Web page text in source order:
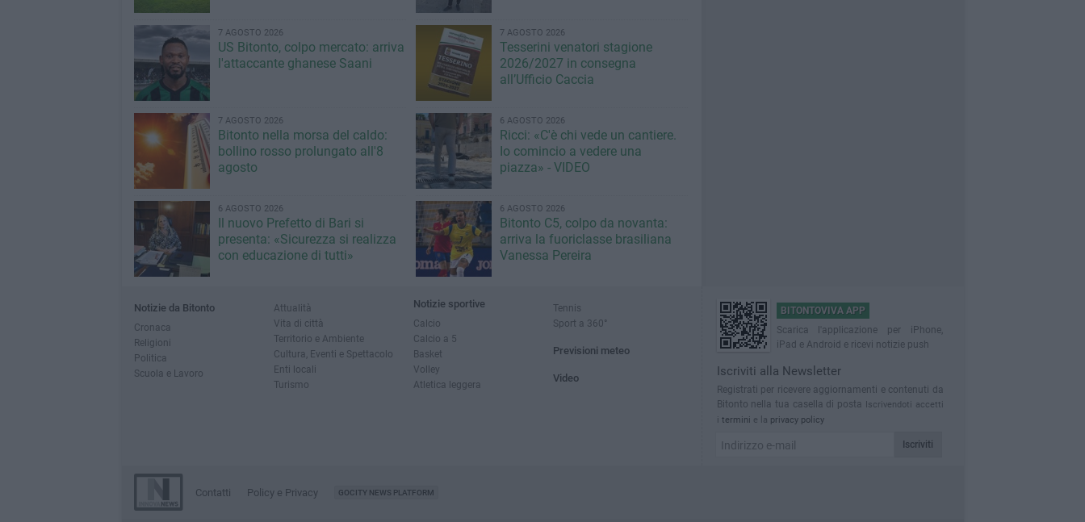
7 AGOSTO 2026
US Bitonto, colpo mercato: arriva
l'attaccante ghanese Saani
7 AGOSTO 2026
Tesserini venatori stagione
2026/2027 in consegna
all’Ufficio Caccia
7 AGOSTO 2026
Bitonto nella morsa del caldo:
bollino rosso prolungato all'8
agosto
6 AGOSTO 2026
Ricci: «C'è chi vede un cantiere.
Io comincio a vedere una
piazza» - VIDEO
6 AGOSTO 2026
Il nuovo Prefetto di Bari si
presenta: «Sicurezza si realizza
con educazione di tutti»
6 AGOSTO 2026
Bitonto C5, colpo da novanta:
arriva la fuoriclasse brasiliana
Vanessa Pereira
Notizie da Bitonto
Cronaca
Religioni
Politica
Scuola e Lavoro
Attualità
Vita di città
Territorio e Ambiente
Cultura, Eventi e Spettacolo
Enti locali
Turismo
Notizie sportive
Calcio
Calcio a 5
Basket
Volley
Atletica leggera
Tennis
Sport a 360°
Previsioni meteo
Video
BITONTOVIVA APP
Scarica l'applicazione per iPhone,
iPad e Android e ricevi notizie push
Iscriviti alla Newsletter
Registrati per ricevere aggiornamenti e contenuti da
Bitonto nella tua casella di posta Iscrivendoti accetti
i termini e la privacy policy
Iscriviti
Contatti Policy e Privacy GOCITY NEWS PLATFORM